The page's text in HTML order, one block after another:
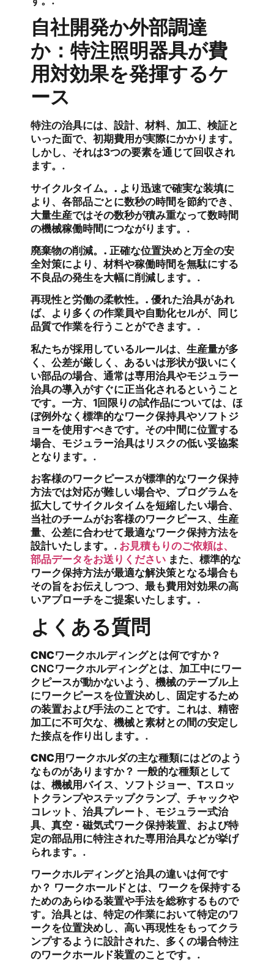
自社開発か外部調達
か：特注照明器具が費
用対効果を発揮するケ
ース
特注の治具には、設計、材料、加工、検証と
いった面で、初期費用が実際にかかります。
しかし、それは3つの要素を通じて回収され
ます。.
サイクルタイム。. より迅速で確実な装填に
より、各部品ごとに数秒の時間を節約でき、
大量生産ではその数秒が積み重なって数時間
の機械稼働時間につながります。.
廃棄物の削減。. 正確な位置決めと万全の安
全対策により、材料や稼働時間を無駄にする
不良品の発生を大幅に削減します。.
再現性と労働の柔軟性。. 優れた治具があれ
ば、より多くの作業員や自動化セルが、同じ
品質で作業を行うことができます。.
私たちが採用しているルールは、生産量が多
く、公差が厳しく、あるいは形状が扱いにく
い部品の場合、通常は専用治具やモジュラー
治具の導入がすぐに正当化されるということ
です。一方、1回限りの試作品については、ほ
ぼ例外なく標準的なワーク保持具やソフトジ
ョーを使用すべきです。その中間に位置する
場合、モジュラー治具はリスクの低い妥協案
となります。.
お客様のワークピースが標準的なワーク保持
方法では対応が難しい場合や、プログラムを
拡大してサイクルタイムを短縮したい場合、
当社のチームがお客様のワークピース、生産
量、公差に合わせて最適なワーク保持方法を
設計いたします。. お見積もりのご依頼は、
部品データをお送りください また、標準的な
ワーク保持方法が最適な解決策となる場合も
その旨をお伝えしつつ、最も費用対効果の高
いアプローチをご提案いたします。.
よくある質問
CNCワークホルディングとは何ですか？
CNCワークホルディングとは、加工中にワー
クピースが動かないよう、機械のテーブル上
にワークピースを位置決めし、固定するため
の装置および手法のことです。これは、精密
加工に不可欠な、機械と素材との間の安定し
た接点を作り出します。.
CNC用ワークホルダの主な種類にはどのよう
なものがありますか？ 一般的な種類として
は、機械用バイス、ソフトジョー、Tスロッ
トクランプやステップクランプ、チャックや
コレット、治具プレート、モジュラー式治
具、真空・磁気式ワーク保持装置、および特
定の部品用に特注された専用治具などが挙げ
られます。.
ワークホルディングと治具の違いは何です
か？ ワークホールドとは、ワークを保持する
ためのあらゆる装置や手法を総称するもので
す。治具とは、特定の作業において特定のワ
ークを位置決めし、高い再現性をもってクラ
ンプするように設計された、多くの場合特注
のワークホールド装置のことです。.